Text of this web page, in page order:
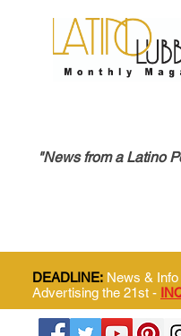
"News from a Latino
DEADLINE: News & Info
Advertising the 21st -